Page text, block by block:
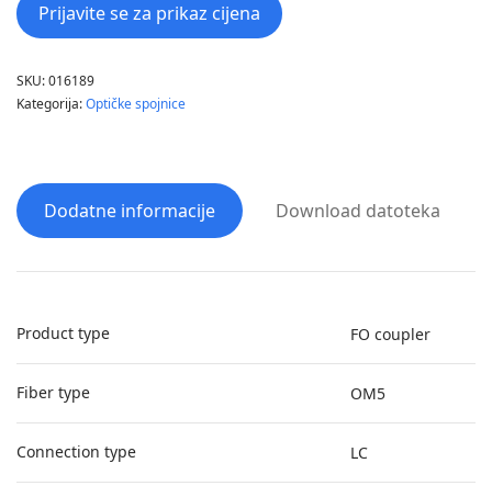
Prijavite se za prikaz cijena
SKU:016189
Kategorija:Optičke spojnice
Dodatne informacije Download datoteka
Product type FO coupler
Fiber type OM5
Connection type LC